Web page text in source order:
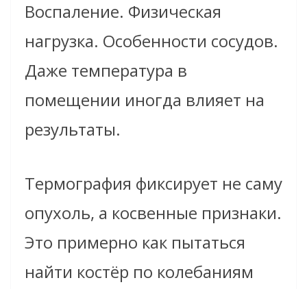
Воспаление. Физическая
нагрузка. Особенности сосудов.
Даже температура в
помещении иногда влияет на
результаты.
Термография фиксирует не саму
опухоль, а косвенные признаки.
Это примерно как пытаться
найти костёр по колебаниям